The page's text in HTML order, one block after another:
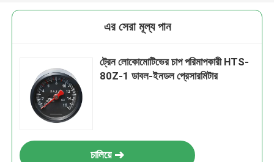
এর সেরা মূল্য পান
ট্রেন লোকোমোটিভের চাপ পরিমাপকারী HTS-
80Z-1 ডাবল-ইনডল প্রেসারমিটার
চালিয়ে